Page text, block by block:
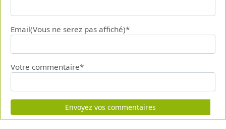
Email(Vous ne serez pas affiché)*
Votre commentaire*
Envoyez vos commentaires